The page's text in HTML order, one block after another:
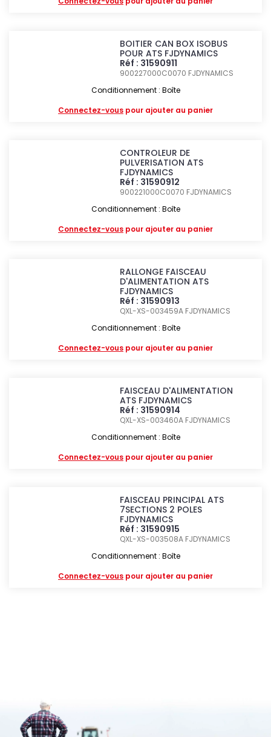
BOITIER CAN BOX ISOBUS
POUR ATS FJDYNAMICS
Réf : 31590911
900227000C0070 FJDYNAMICS
Conditionnement : Boîte
Connectez-vous pour ajouter au panier
CONTROLEUR DE
PULVERISATION ATS
FJDYNAMICS
Réf : 31590912
900221000C0070 FJDYNAMICS
Conditionnement : Boîte
Connectez-vous pour ajouter au panier
RALLONGE FAISCEAU
D'ALIMENTATION ATS
FJDYNAMICS
Réf : 31590913
QXL-XS-003459A FJDYNAMICS
Conditionnement : Boîte
Connectez-vous pour ajouter au panier
FAISCEAU D'ALIMENTATION
ATS FJDYNAMICS
Réf : 31590914
QXL-XS-003460A FJDYNAMICS
Conditionnement : Boîte
Connectez-vous pour ajouter au panier
FAISCEAU PRINCIPAL ATS
7SECTIONS 2 POLES
FJDYNAMICS
Réf : 31590915
QXL-XS-003508A FJDYNAMICS
Conditionnement : Boîte
Connectez-vous pour ajouter au panier